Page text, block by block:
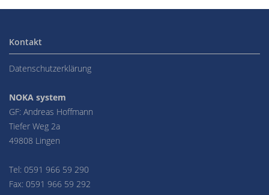
Kontakt
Datenschutzerklärung
NOKA system
GF: Andreas Hoffmann
Tiefer Weg 2a
49808 Lingen
Tel: 0591 966 59 290
Fax: 0591 966 59 292